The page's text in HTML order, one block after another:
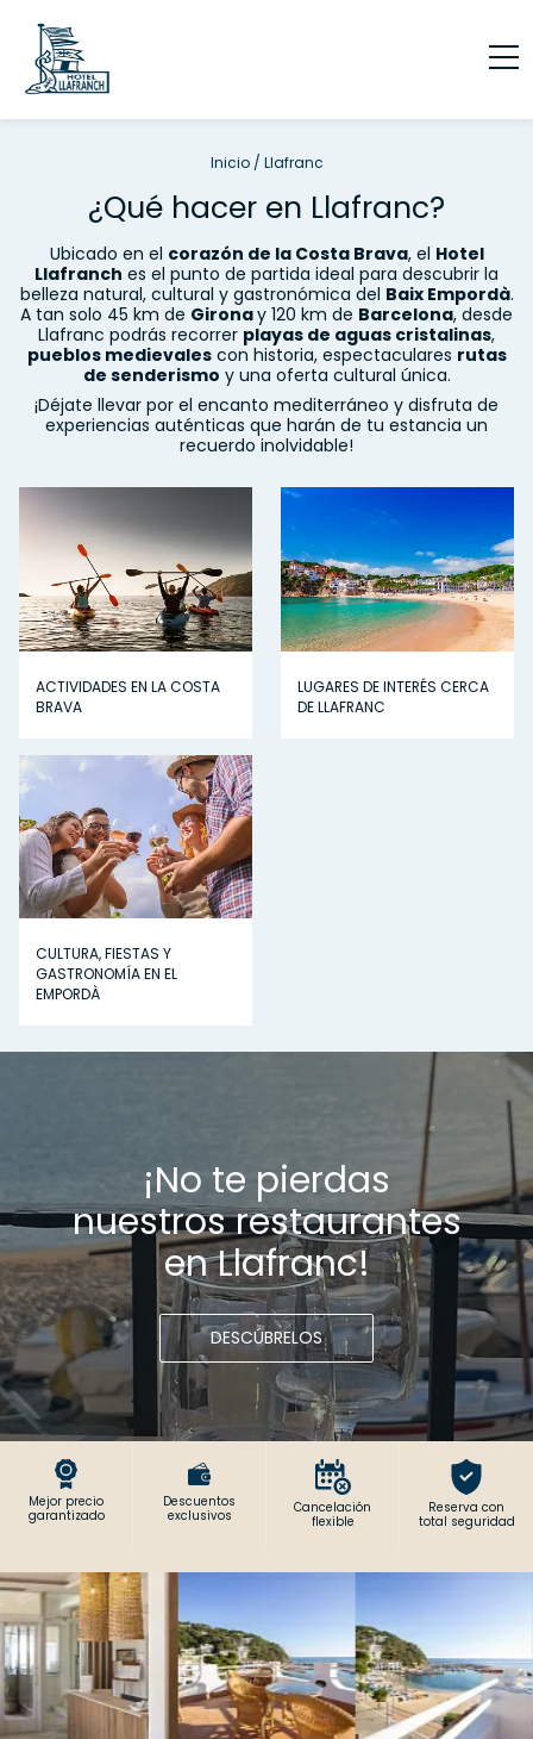
Inicio / Llafranc
¿Qué hacer en Llafranc?
Ubicado en el corazón de la Costa Brava, el Hotel
Llafranch es el punto de partida ideal para descubrir la
belleza natural, cultural y gastronómica del Baix Empordà.
A tan solo 45 km de Gironay 120 km de Barcelona, desde
Llafranc podrás recorrer playas de aguas cristalinas,
pueblos medievalescon historia, espectaculares rutas
de senderismo y una oferta cultural única.
¡Déjate llevar por el encanto mediterráneo y disfruta de
experiencias auténticas que harán de tu estancia un
recuerdo inolvidable!
ACTIVIDADES EN LA COSTA
BRAVA
LUGARES DE INTERÉS CERCA
DE LLAFRANC
CULTURA, FIESTAS Y
GASTRONOMÍA EN EL
EMPORDÀ
¡No te pierdas
nuestros restaurantes
en Llafranc!
DESCÚBRELOS
Mejor precio
garantizado
Descuentos
exclusivos
Cancelación
flexible
Reserva con
total seguridad